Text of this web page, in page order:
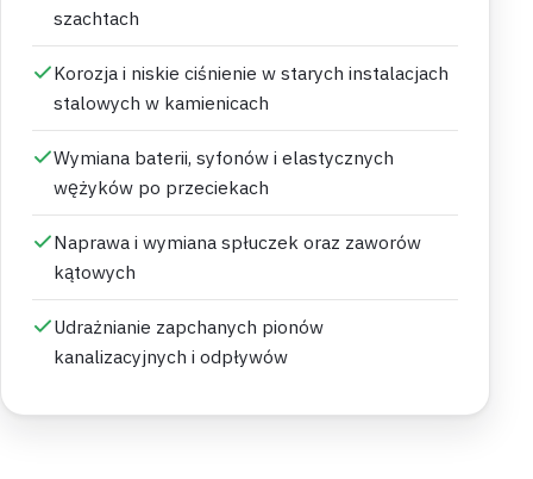
szachtach
Korozja i niskie ciśnienie w starych instalacjach
stalowych w kamienicach
Wymiana baterii, syfonów i elastycznych
wężyków po przeciekach
Naprawa i wymiana spłuczek oraz zaworów
kątowych
Udrażnianie zapchanych pionów
kanalizacyjnych i odpływów